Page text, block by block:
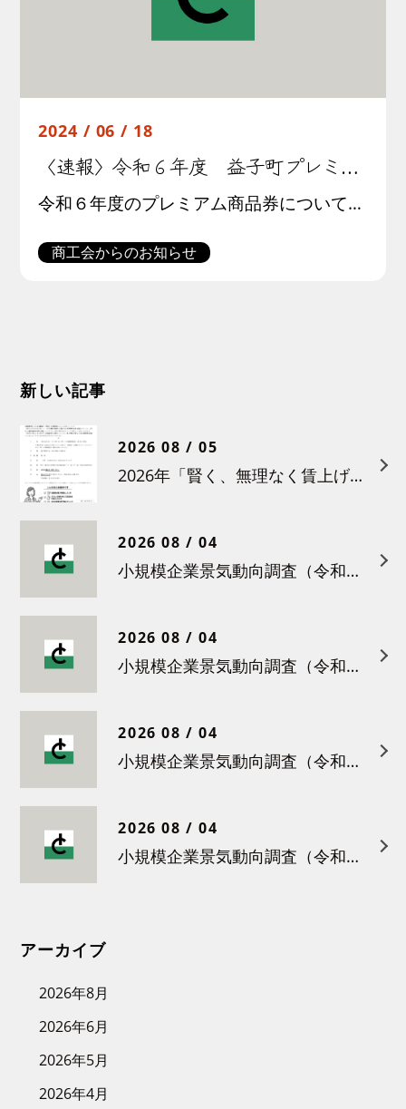
2024 / 06 / 18
〈速報〉令和６年度 益子町プレミアム商品券の発売が決定しました
令和６年度のプレミアム商品券について、以下の通り販売いたします。なお、詳細は追って広報や折込チラシ、当HPでお知らせいたしますのでお待ちください。 〈リフォーム券〉 プレミアム率 １０％ 発行総額 1,000万円（発行 […]
商工会からのお知らせ
新しい記事
2026 08 / 05
2026年「賢く、無理なく賃上げを！小さな職場のための労務管理セミナー」の開催について
2026 08 / 04
小規模企業景気動向調査（令和８年６月）結果について
2026 08 / 04
小規模企業景気動向調査（令和８年５月）結果について
2026 08 / 04
小規模企業景気動向調査（令和８年４月）結果について
2026 08 / 04
小規模企業景気動向調査（令和８年３月）結果について
アーカイブ
2026年8月
2026年6月
2026年5月
2026年4月